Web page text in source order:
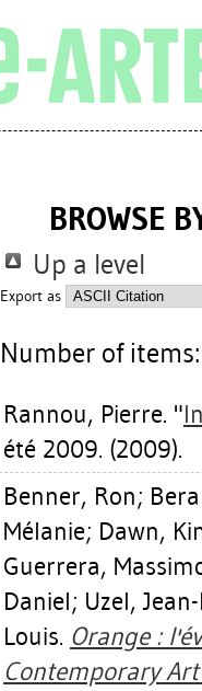
BROWSE
Up a level
Export as
Number of
Rannou, Pierre. "
été 2009. (2009).
Benner, Ron;
Mélanie; Dawn,
Guerrera,
Daniel; Uzel,
Louis. Orange :
Contemporary